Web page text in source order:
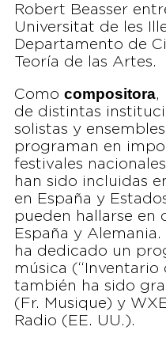
Robert Beasser
Universitat de les
Departamento de
Teoría de las Artes.
Como compositora,
de distintas
solistas y
programan en
festivales
han sido incluidas
en España y
pueden hallarse en
España y
ha dedicado un
música (“Inventario
también ha sido
(Fr. Musique) y
Radio (EE. UU.).